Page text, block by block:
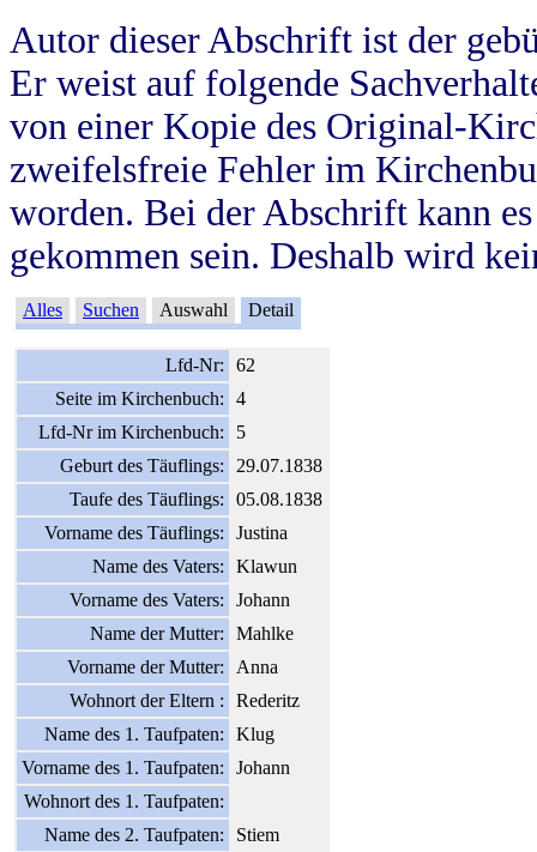
Autor dieser Abschrift ist der
Er weist auf folgende
von einer Kopie des Original-
zweifelsfreie Fehler im
worden. Bei der Abschrift kann
gekommen sein. Deshalb wird
Alles Suchen Auswahl Detail
Lfd-Nr:
62
Seite im Kirchenbuch:
4
Lfd-Nr im Kirchenbuch:
5
Geburt des Täuflings:
29.07.1838
Taufe des Täuflings:
05.08.1838
Vorname des Täuflings:
Justina
Name des Vaters:
Klawun
Vorname des Vaters:
Johann
Name der Mutter:
Mahlke
Vorname der Mutter:
Anna
Wohnort der Eltern :
Rederitz
Name des 1. Taufpaten:
Klug
Vorname des 1. Taufpaten:
Johann
Wohnort des 1. Taufpaten:
Name des 2. Taufpaten:
Stiem